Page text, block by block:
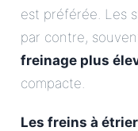
est préférée. Les
par contre,
freinage plus
compacte.
Les freins à